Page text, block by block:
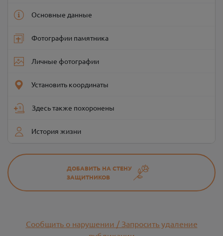
Основные данные
Фотографии памятника
Личные фотографии
Установить координаты
Здесь также похоронены
История жизни
ДОБАВИТЬ НА СТЕНУ
ЗАЩИТНИКОВ
Сообщить о нарушении / Запросить удаление